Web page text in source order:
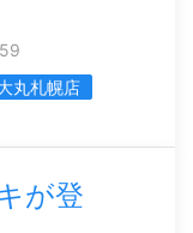
丸札幌店
が登